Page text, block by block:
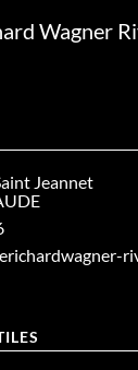
Jeannet
Wagner